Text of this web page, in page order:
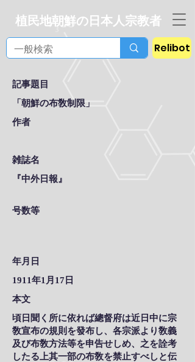
植民地朝鮮の日本人宗教者
Relibot
記事題目
「朝鮮の布敎制限」
作者
雑誌名
『中外日報』
号数等
年月日
1911年1月17日
本文
頃日聞く所に依れば總督府は近日中に宗
敎宣布の規則を發布し、各宗派より敎義
及び布敎方法等を申告せしめ、之を詮考
したる上其一部の布敎を禁止すべしと伝